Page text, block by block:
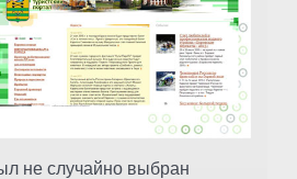
не случайно выбран